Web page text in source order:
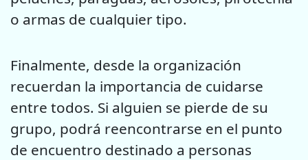
o armas de cualquier tipo.
Finalmente, desde la organización
recuerdan la importancia de cuidarse
entre todos. Si alguien se pierde de su
grupo, podrá reencontrarse en el punto
de encuentro destinado a personas